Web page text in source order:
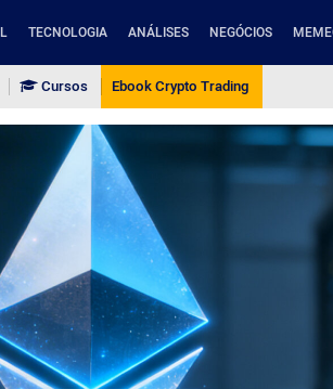
TECNOLOGIA ANÁLISES NEGÓCIOS
Cursos Ebook Crypto Trading